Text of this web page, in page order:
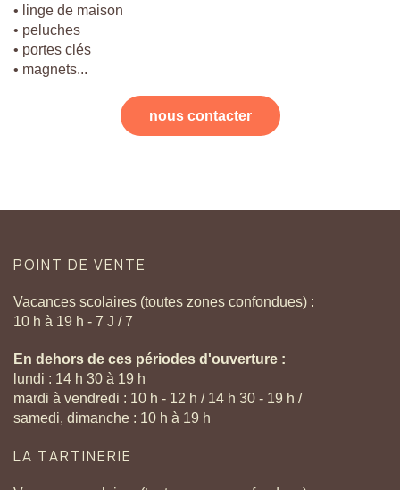
• linge de maison
• peluches
• portes clés
• magnets...
nous contacter
POINT DE VENTE
Vacances scolaires (toutes zones confondues) :
10 h à 19 h - 7 J / 7
En dehors de ces périodes d'ouverture :
lundi : 14 h 30 à 19 h
mardi à vendredi : 10 h - 12 h / 14 h 30 - 19 h /
samedi, dimanche : 10 h à 19 h
LA TARTINERIE